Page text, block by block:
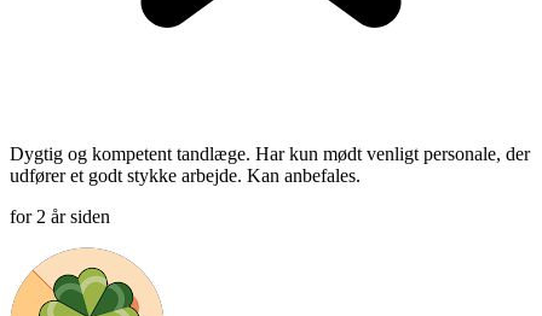
Dygtig og kompetent tandlæge. Har kun mødt venligt personale, der
udfører et godt stykke arbejde. Kan anbefales.
for 2 år siden